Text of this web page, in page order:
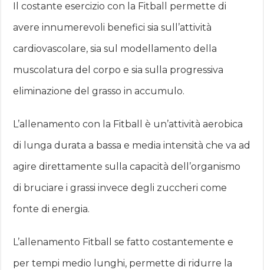
Il costante esercizio con la Fitball permette di
avere innumerevoli benefici sia sull’attività
cardiovascolare, sia sul modellamento della
muscolatura del corpo e sia sulla progressiva
eliminazione del grasso in accumulo.
L’allenamento con la Fitball è un’attività aerobica
di lunga durata a bassa e media intensità che va ad
agire direttamente sulla capacità dell’organismo
di bruciare i grassi invece degli zuccheri come
fonte di energia.
L’allenamento Fitball se fatto costantemente e
per tempi medio lunghi, permette di ridurre la